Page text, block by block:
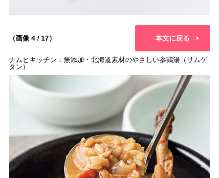
（画像 4 / 17） 本文に戻る
ナムヒキッチン：無添加・北海道素材のやさしい参鶏湯（サムゲ
タン）